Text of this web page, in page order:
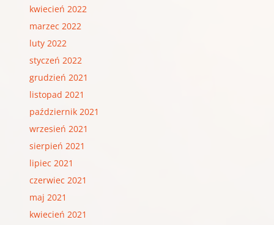
kwiecień 2022
marzec 2022
luty 2022
styczeń 2022
grudzień 2021
listopad 2021
październik 2021
wrzesień 2021
sierpień 2021
lipiec 2021
czerwiec 2021
maj 2021
kwiecień 2021